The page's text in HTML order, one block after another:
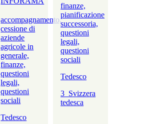
accompagnamento,
cessione di
aziende
agricole in
generale,
finanze,
questioni
legali,
questioni
sociali
Tedesco
finanze,
pianificazione
successoria,
questioni
legali,
questioni
sociali
Tedesco
3_Svizzera
tedesca